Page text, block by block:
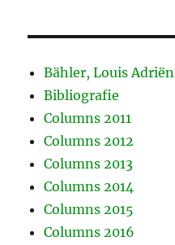
Bähler, Louis Adriën
Bibliografie
Columns 2011
Columns 2012
Columns 2013
Columns 2014
Columns 2015
Columns 2016